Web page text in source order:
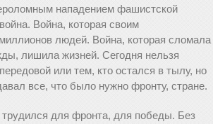
нападением фашистской
Война, которая своим
людей. Война, которая сломала
лишила жизней. Сегодня нельзя
или тем, кто остался в тылу, но
все, что было нужно фронту, стране.
для фронта, для победы. Без